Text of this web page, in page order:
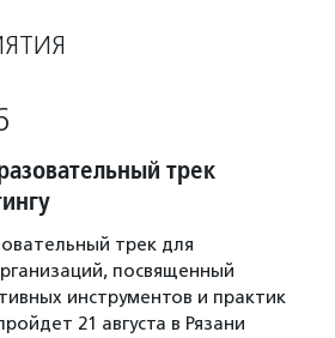
трек
трек для
посвященный
инструментов и практик
21 августа в Рязани